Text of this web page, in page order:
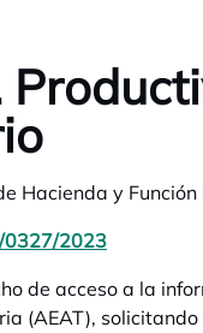
Hacienda y Función
0327/2023
de acceso a la
(AEAT),